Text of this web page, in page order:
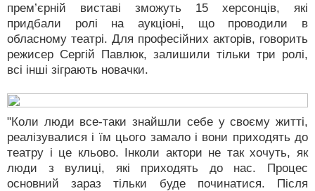
прем’єрній виставі зможуть 15 херсонців, які
придбали ролі на аукціоні, що проводили в
обласному театрі. Для професійних акторів, говорить
режисер Сергій Павлюк, залишили тільки три ролі,
всі інші зіграють новачки.
"Коли люди все-таки знайшли себе у своєму житті,
реалізувалися і їм цього замало і вони приходять до
театру і це кльово. Інколи актори не так хочуть, як
люди з вулиці, які приходять до нас. Процес
основний зараз тільки буде починатися. Після